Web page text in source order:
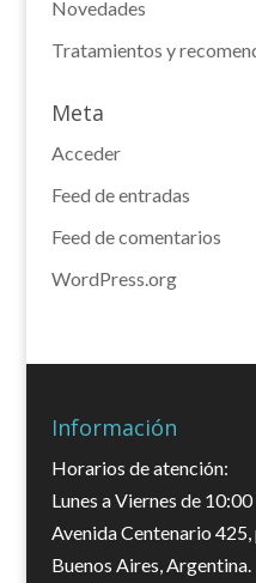
Novedades
Tratamientos y
Meta
Acceder
Feed de entradas
Feed de comentarios
WordPress.org
Información
Horarios de atención:
Lunes a Viernes de 10:00
Avenida Centenario 425,
Buenos Aires, Argentina.